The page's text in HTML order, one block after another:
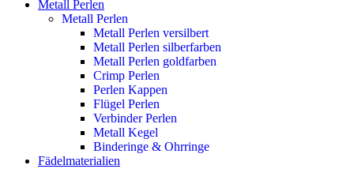
Metall Perlen
Metall Perlen
Metall Perlen versilbert
Metall Perlen silberfarben
Metall Perlen goldfarben
Crimp Perlen
Perlen Kappen
Flügel Perlen
Verbinder Perlen
Metall Kegel
Binderinge & Ohrringe
Fädelmaterialien